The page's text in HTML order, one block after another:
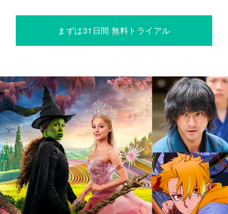
まずは31日間 無料トライアル